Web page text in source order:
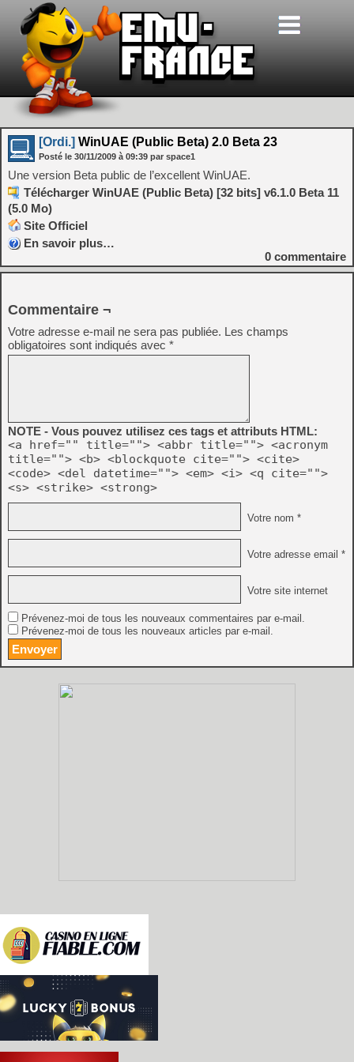
[Ordi.] WinUAE (Public Beta) 2.0 Beta 23
Posté le 30/11/2009 à 09:39 par space1
Une version Beta public de l’excellent WinUAE.
Télécharger WinUAE (Public Beta) [32 bits] v6.1.0 Beta 11
(5.0 Mo)
Site Officiel
En savoir plus…
0 commentaire
Commentaire ¬
Votre adresse e-mail ne sera pas publiée. Les champs
obligatoires sont indiqués avec *
NOTE - Vous pouvez utilisez ces tags et attributs HTML:
<a href="" title=""> <abbr title=""> <acronym
title=""> <b> <blockquote cite=""> <cite>
<code> <del datetime=""> <em> <i> <q cite="">
<s> <strike> <strong>
Votre nom *
Votre adresse email *
Votre site internet
Prévenez-moi de tous les nouveaux commentaires par e-mail.
Prévenez-moi de tous les nouveaux articles par e-mail.